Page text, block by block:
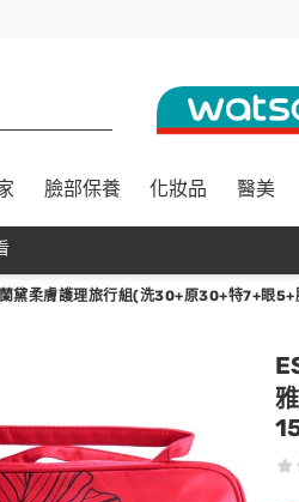
臉部保養 化妝品 醫美
黛柔膚護理旅行組(洗30+原30+特7+眼